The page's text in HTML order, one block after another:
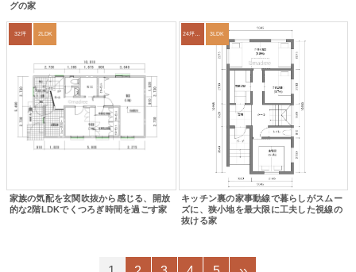
グの家
32坪 2LDK
家族の気配を玄関吹抜から感じる、開放
的な2階LDKでくつろぎ時間を過ごす家
24坪～27坪 3LDK
キッチン裏の家事動線で暮らしがスムー
ズに、狭小地を最大限に工夫した視線の
抜ける家